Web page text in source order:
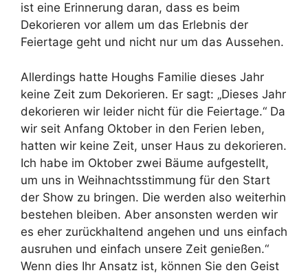
ist eine Erinnerung daran, dass es beim
Dekorieren vor allem um das Erlebnis der
Feiertage geht und nicht nur um das Aussehen.
Allerdings hatte Houghs Familie dieses Jahr
keine Zeit zum Dekorieren. Er sagt: „Dieses Jahr
dekorieren wir leider nicht für die Feiertage.“ Da
wir seit Anfang Oktober in den Ferien leben,
hatten wir keine Zeit, unser Haus zu dekorieren.
Ich habe im Oktober zwei Bäume aufgestellt,
um uns in Weihnachtsstimmung für den Start
der Show zu bringen. Die werden also weiterhin
bestehen bleiben. Aber ansonsten werden wir
es eher zurückhaltend angehen und uns einfach
ausruhen und einfach unsere Zeit genießen.“
Wenn dies Ihr Ansatz ist, können Sie den Geist